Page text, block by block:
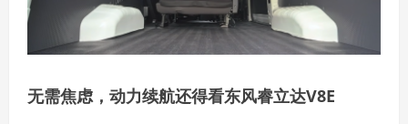
无需焦虑，动力续航还得看东风睿立达V8E